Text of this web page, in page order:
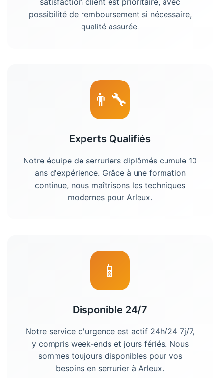
satisfaction client est prioritaire, avec
possibilité de remboursement si nécessaire,
qualité assurée.
👨‍🔧
Experts Qualifiés
Notre équipe de serruriers diplômés cumule 10
ans d'expérience. Grâce à une formation
continue, nous maîtrisons les techniques
modernes pour Arleux.
📱
Disponible 24/7
Notre service d'urgence est actif 24h/24 7j/7,
y compris week-ends et jours fériés. Nous
sommes toujours disponibles pour vos
besoins en serrurier à Arleux.